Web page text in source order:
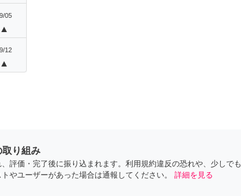
05
▲
12
▲
り組み
評価・完了後に振り込まれます。利用規約違反の恐れや、少しでも
やユーザーがあった場合は通報してください。
詳細を見る